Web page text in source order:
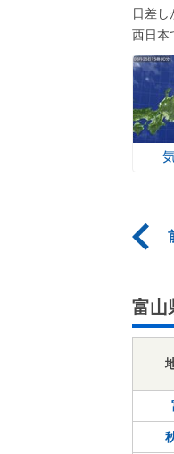
日差し
西日本
富山